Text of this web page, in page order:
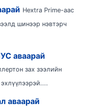
Hextra Prime-аас
шинээр нэвтэрч
аваарай
зах зээлийн
аваарай